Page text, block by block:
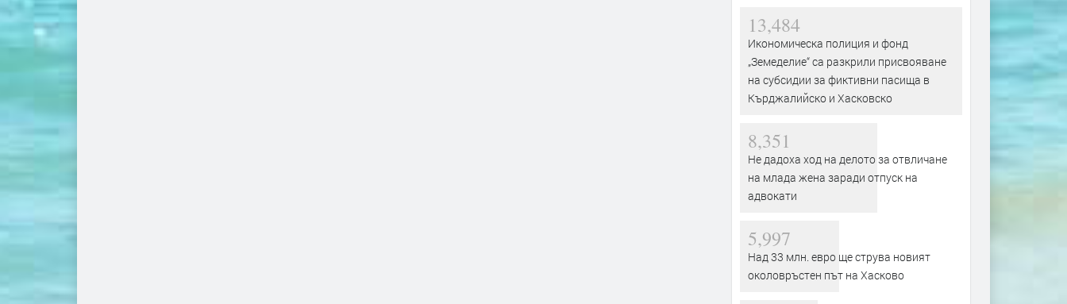
13,484
Икономическа полиция и фонд
„Земеделие“ са разкрили присвояване
на субсидии за фиктивни пасища в
Кърджалийско и Хасковско
8,351
Не дадоха ход на делото за отвличане
на млада жена заради отпуск на
адвокати
5,997
Над 33 млн. евро ще струва новият
околовръстен път на Хасково